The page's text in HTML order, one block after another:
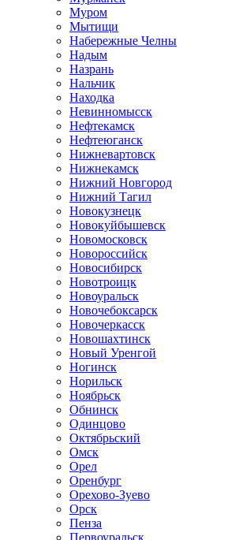
Муром
Мытищи
Набережные Челны
Надым
Назрань
Нальчик
Находка
Невинномысск
Нефтекамск
Нефтеюганск
Нижневартовск
Нижнекамск
Нижний Новгород
Нижний Тагил
Новокузнецк
Новокуйбышевск
Новомосковск
Новороссийск
Новосибирск
Новотроицк
Новоуральск
Новочебоксарск
Новочеркасск
Новошахтинск
Новый Уренгой
Ногинск
Норильск
Ноябрьск
Обнинск
Одинцово
Октябрьский
Омск
Орел
Оренбург
Орехово-Зуево
Орск
Пенза
Первоуральск